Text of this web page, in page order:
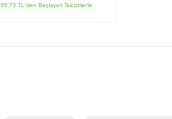
99,73 TL'den Başlayan Taksitlerle